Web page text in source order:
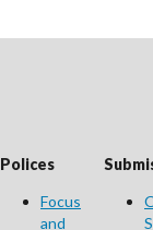
Polices
Focus
and